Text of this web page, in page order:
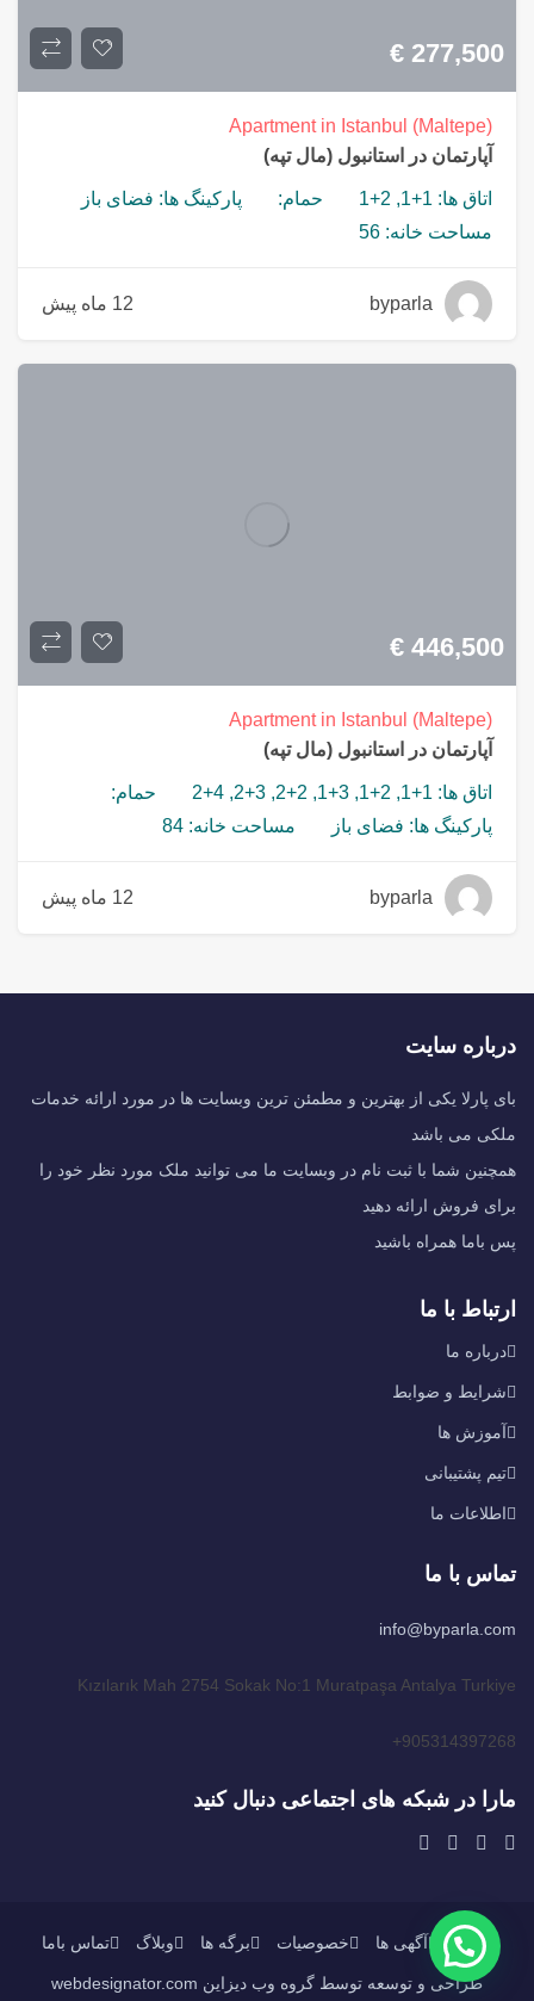
277,500
€
Apartment in Istanbul (Maltepe)
آپارتمان در استانبول (مال تپه)
اتاق ها: 1+1, 2+1 حمام:
پارکینگ ها: فضای باز
مساحت خانه: 56
byparla 12 ماه پیش
446,500
€
Apartment in Istanbul (Maltepe)
آپارتمان در استانبول (مال تپه)
اتاق ها: 1+1, 2+1, 3+1, 2+2, 3+2, 4+2
حمام:
پارکینگ ها: فضای باز
مساحت خانه: 84
byparla 12 ماه پیش
درباره سایت
بای پارلا یکی از بهترین و مطمئن ترین وبسایت ها در مورد ارائه خدمات
ملکی می باشد
همچنین شما با ثبت نام در وبسایت ما می توانید ملک مورد نظر خود را
برای فروش ارائه دهید
پس باما همراه باشید
ارتباط با ما
درباره ما
شرایط و ضوابط
آموزش ها
تیم پشتیبانی
اطلاعات ما
تماس با ما
info@byparla.com
Kızılarık Mah 2754 Sokak No:1 Muratpaşa Antalya Turkiye
905314397268+
مارا در شبکه های اجتماعی دنبال کنید
خانه آگهی ها خصوصیات برگه ها وبلاگ تماس باما
طراحی و توسعه توسط گروه وب دیزاین webdesignator.com